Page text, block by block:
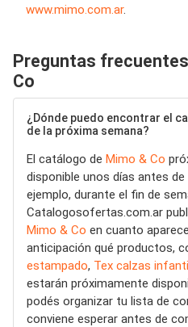
www.mimo.com.ar.
Preguntas
Co
¿Dónde puedo encontrar el
de la próxima semana?
El catálogo de Mimo & Co
disponible unos días antes
ejemplo, durante el fin de
Catalogosofertas.com.ar
Mimo & Co en cuanto
anticipación qué productos,
estampado, Tex calzas
estarán próximamente
podés organizar tu lista de
conviene esperar antes de